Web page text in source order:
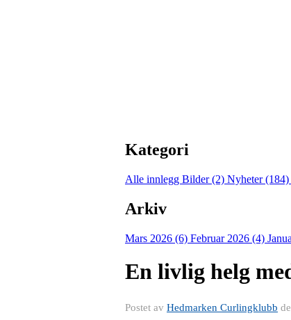
Kategori
Alle innlegg Bilder (2) Nyheter (184)
Arkiv
Mars 2026 (6) Februar 2026 (4)
En livlig helg
Postet av Hedmarken Curlingklubb